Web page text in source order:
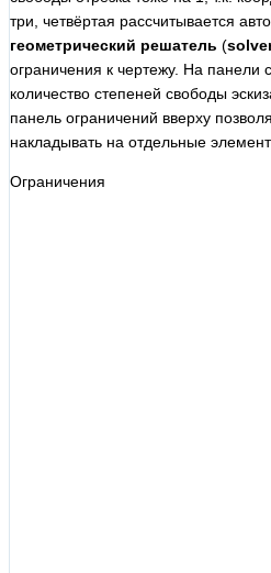
три, четвёртая рассчитывается
геометрический решатель (
ограничения к чертежу. На
количество степеней свободы
панель ограничений вверху
накладывать на отдельные
Ограничения